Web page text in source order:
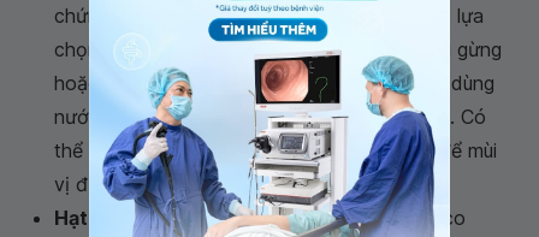
chứng khó tiêu do làm giảm axit dạ dày. Các lựa
chọn khác bao gồm ăn kẹo gừng, uống rượu gừng
hoặc tự làm nước gừng đơn giản bằng cách dùng
nước đun sôi vào đặt vào vài lát gừng mỏng. Có
thể thêm một chút mật ong trước khi uống để mùi
vị được thơm ngon hơn;
Hạt thì là:Loại thảo dược này cũng chống co